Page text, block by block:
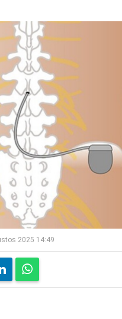
2025 14:49